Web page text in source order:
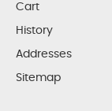
Cart
History
Addresses
Sitemap